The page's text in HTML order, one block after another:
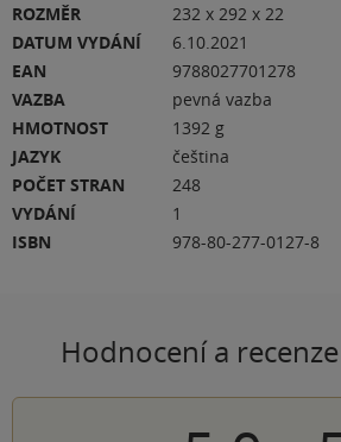
ROZMĚR
232 x 292 x 22
DATUM VYDÁNÍ
6.10.2021
EAN
9788027701278
VAZBA
pevná vazba
HMOTNOST
1392 g
JAZYK
čeština
POČET STRAN
248
VYDÁNÍ
1
ISBN
978-80-277-0127-8
Hodnocení a